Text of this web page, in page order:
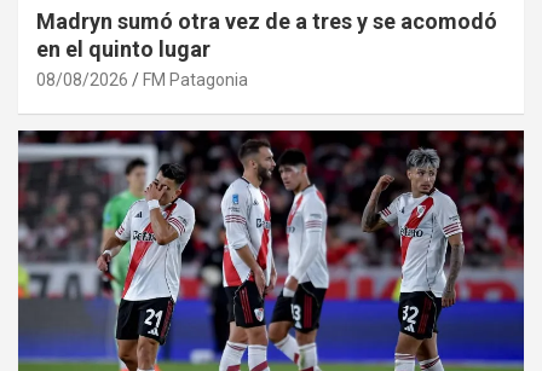
Madryn sumó otra vez de a tres y se acomodó
en el quinto lugar
08/08/2026 FM Patagonia